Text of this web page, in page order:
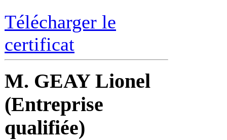
Télécharger le
certificat
M. GEAY Lionel
(Entreprise
qualifiée)